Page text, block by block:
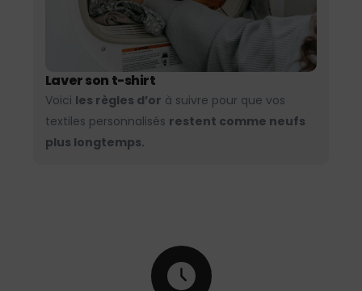
Laver son t-shirt
Voici les règles d’or à suivre pour que vos
textiles personnalisés restent comme neufs
plus longtemps.